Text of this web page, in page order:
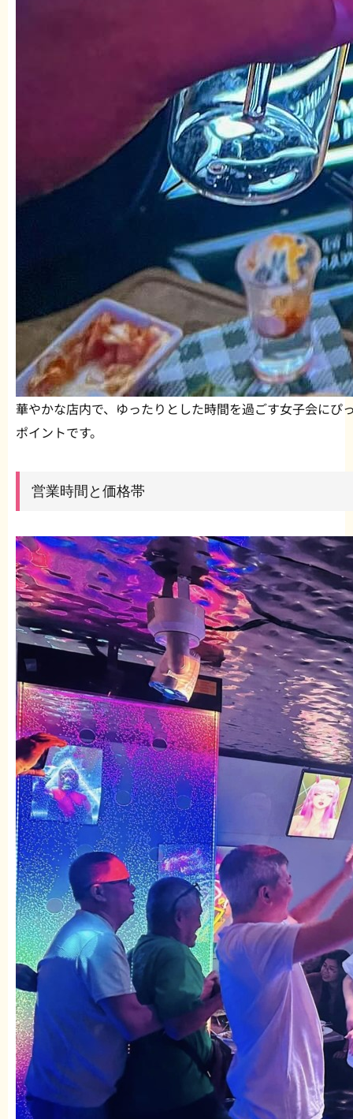
華やかな店内で、ゆったりとした時間を過ごす女子会にぴ
ポイントです。
営業時間と価格帯